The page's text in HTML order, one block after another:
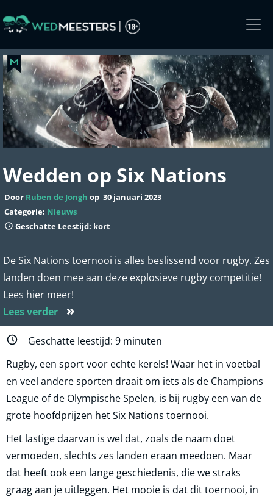
to
content
Wedden op Six Nations
Door Ruben de Jongh op 30 januari 2023
Categorie: Nieuws
Geschatte Leestijd: kort
De Six Nations toernooi is alles beslissend voor rugby. Zes
landen doen mee aan deze explosieve rugby competitie!
Lees hier meer!
Lees verder
»
Geschatte leestijd: 9 minuten
Rugby, een sport voor echte kerels! Waar het in voetbal
en veel andere sporten draait om iets als de Champions
League of de Olympische Spelen, is bij rugby een van de
grote hoofdprijzen het Six Nations toernooi.
Het lastige daarvan is wel dat, zoals de naam doet
vermoeden, slechts zes landen eraan meedoen. Maar
dat heeft ook een lange geschiedenis, die we straks
graag aan je uitleggen. Het mooie is dat dit toernooi, in